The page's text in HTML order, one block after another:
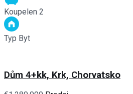
Koupelen 2
Typ Byt
Dům 4+kk, Krk, Chorvatsko